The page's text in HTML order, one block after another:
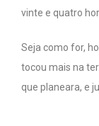
vinte e quatro
Seja como for,
tocou mais na
que planeara, e